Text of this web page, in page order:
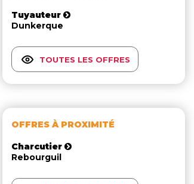
Tuyauteur
Dunkerque
TOUTES LES OFFRES
OFFRES À PROXIMITÉ
Charcutier
Rebourguil